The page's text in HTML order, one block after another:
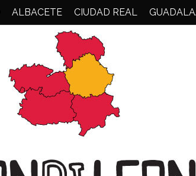
ALBACETE CIUDAD REAL